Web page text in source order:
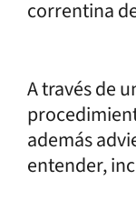
correntina
A través de
además
entender,